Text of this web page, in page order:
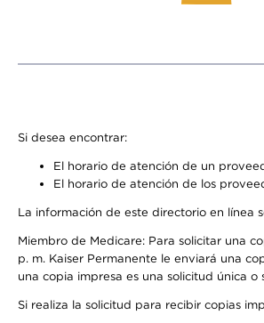
Si desea encontrar:
El horario de atención de un
El horario de atención de los
La información de este directorio en línea
Miembro de Medicare: Para solicitar una
p. m. Kaiser Permanente le enviará una
una copia impresa es una solicitud única
Si realiza la solicitud para recibir copias